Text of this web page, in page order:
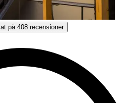
408 recensioner
Få personlig rådgivning
på 408 recensioner